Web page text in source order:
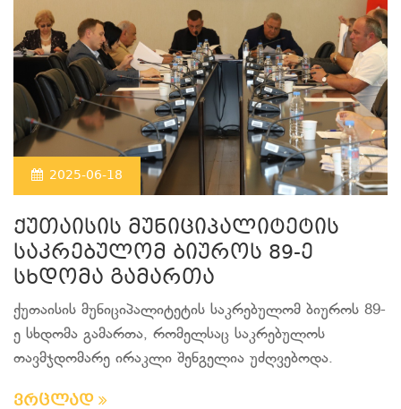
2025-06-18
ქუთაისის მუნიციპალიტეტის
საკრებულომ ბიუროს 89-ე
სხდომა გამართა
ქუთაისის მუნიციპალიტეტის საკრებულომ ბიუროს 89-
ე სხდომა გამართა, რომელსაც საკრებულოს
თავმჯდომარე ირაკლი შენგელია უძღვებოდა.
ვრცლად